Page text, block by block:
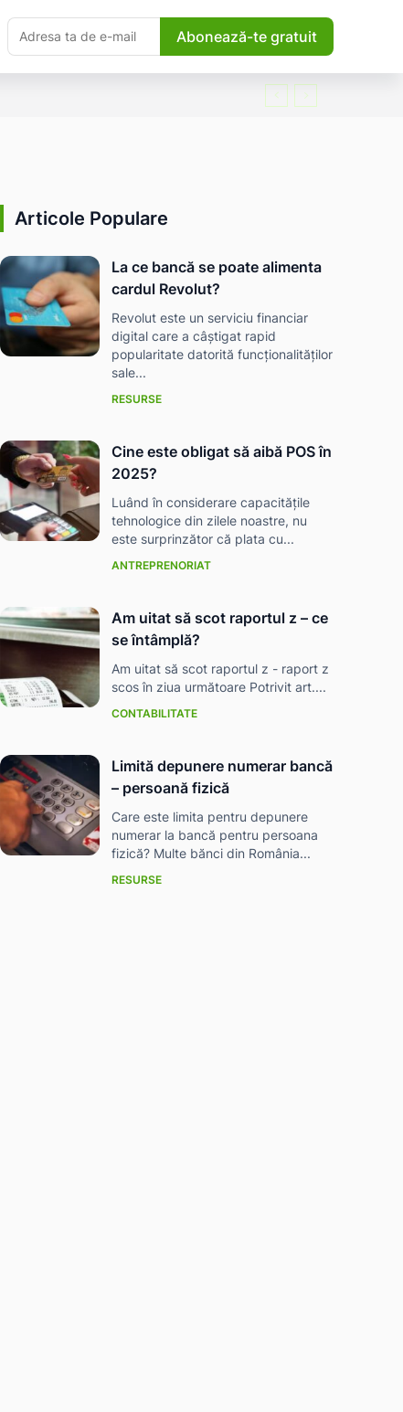
Abonează-te gratuit
Articole Populare
La ce bancă se poate alimenta
cardul Revolut?
Revolut este un serviciu financiar
digital care a câștigat rapid
popularitate datorită funcționalităților
sale...
RESURSE
Cine este obligat să aibă POS în
2025?
Luând în considerare capacitățile
tehnologice din zilele noastre, nu
este surprinzător că plata cu...
ANTREPRENORIAT
Am uitat să scot raportul z – ce
se întâmplă?
Am uitat să scot raportul z - raport z
scos în ziua următoare Potrivit art....
CONTABILITATE
Limită depunere numerar bancă
– persoană fizică
Care este limita pentru depunere
numerar la bancă pentru persoana
fizică? Multe bănci din România...
RESURSE